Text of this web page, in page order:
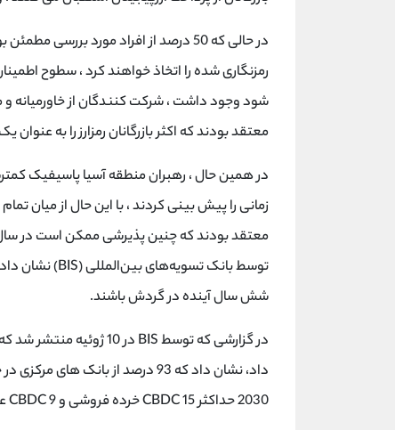
در حالی که 50 درصد از افراد مورد
رمزنگاری شده را اتخاذ خواهند کرد ، سطوح
معتقد بودند که اکثر بازرگانان رمزارز را به
معتقد بودند که چنین پذیرشی ممکن است در سال
شش سال آینده در گردش باشند.
2030 حداکثر 15 CBDC خرده فروشی و 9 CBDC عمده فروشی در گردش باشد.